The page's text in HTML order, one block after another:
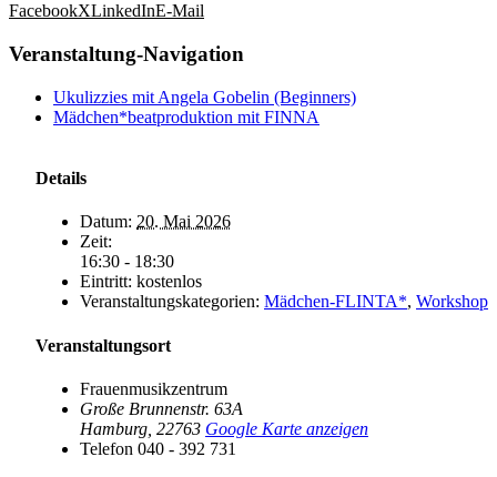
FacebookXLinkedInE-Mail
Veranstaltung-Navigation
Ukulizzies mit Angela Gobelin (Beginners)
Mädchen*beatproduktion mit FINNA
Details
Datum: 20. Mai 2026
Zeit:
16:30 - 18:30
Eintritt: kostenlos
Veranstaltungskategorien: Mädchen-FLINTA*, Workshop
Veranstaltungsort
Frauenmusikzentrum
Große Brunnenstr. 63A
Hamburg 22763 Google Karte anzeigen
Telefon 040 - 392 731